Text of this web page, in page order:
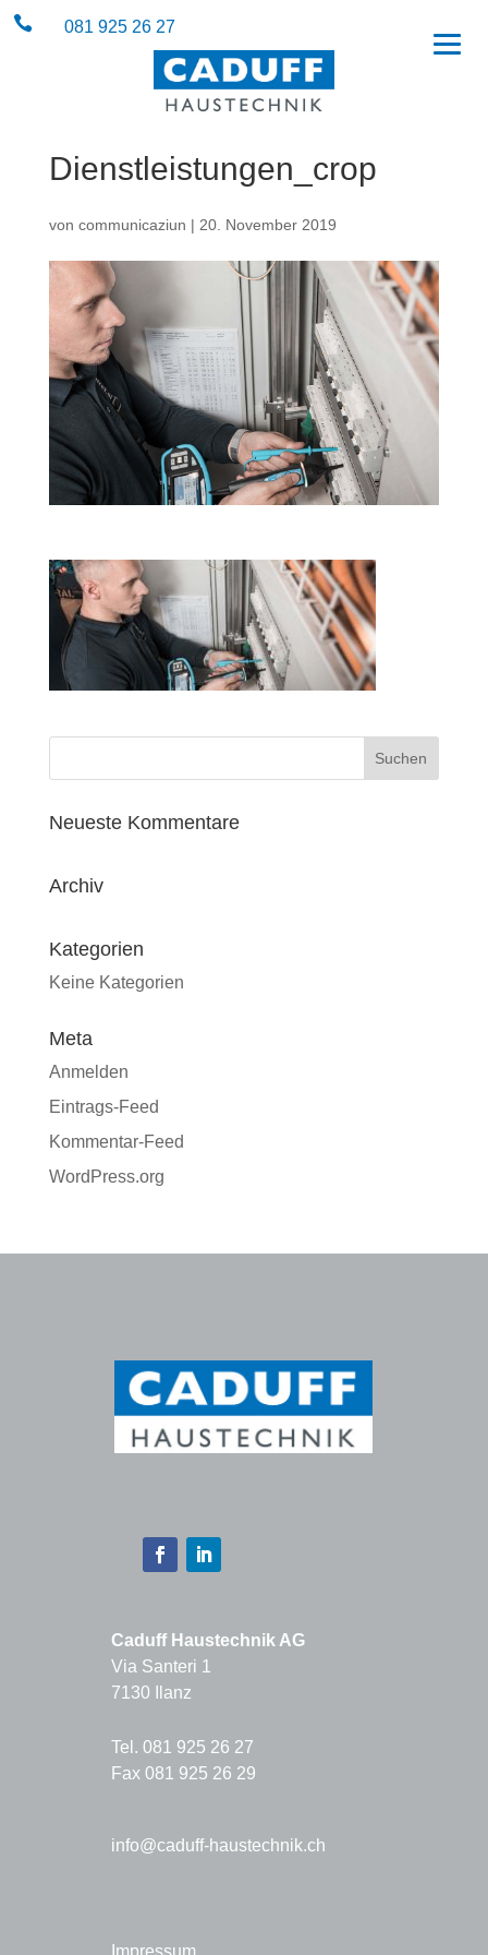
 081 925 26 27
Dienstleistungen_crop
von communicaziun | 20. November 2019
Neueste Kommentare
Archiv
Kategorien
Keine Kategorien
Meta
Anmelden
Eintrags-Feed
Kommentar-Feed
WordPress.org
Caduff Haustechnik AG
Via Santeri 1
7130 Ilanz
Tel. 081 925 26 27
Fax 081 925 26 29
info@caduff-haustechnik.ch
Impressum